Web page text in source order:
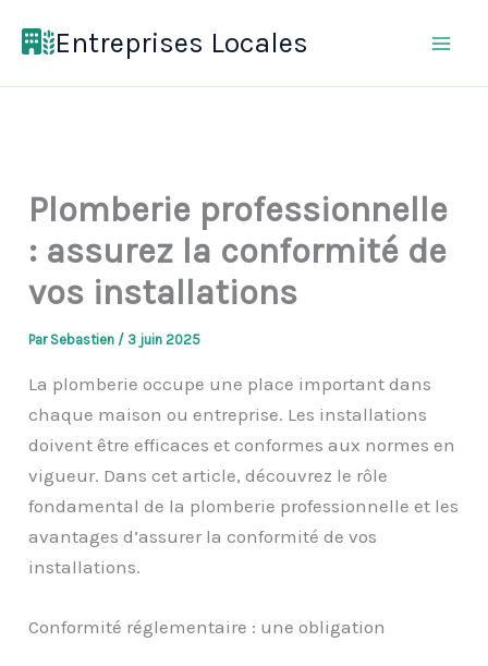
Entreprises Locales
Plomberie professionnelle
: assurez la conformité de
vos installations
Par Sebastien / 3 juin 2025
La plomberie occupe une place important dans
chaque maison ou entreprise. Les installations
doivent être efficaces et conformes aux normes en
vigueur. Dans cet article, découvrez le rôle
fondamental de la plomberie professionnelle et les
avantages d’assurer la conformité de vos
installations.
Conformité réglementaire : une obligation